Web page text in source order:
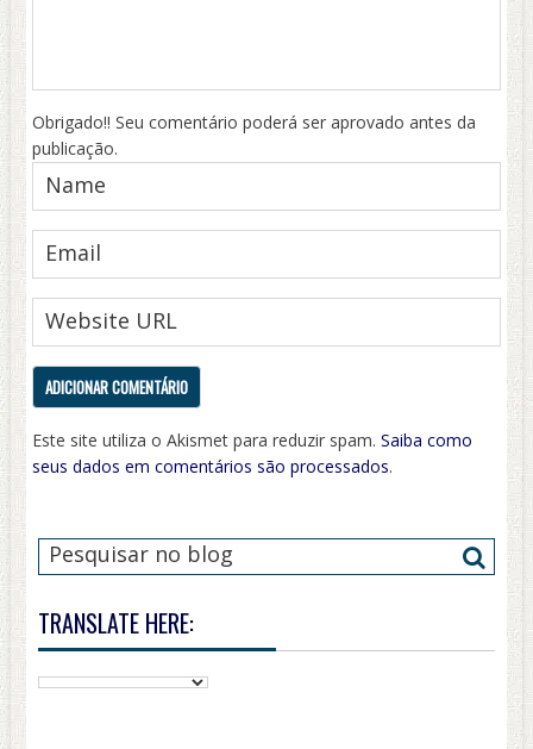
Obrigado!! Seu comentário poderá ser aprovado antes da
publicação.
Este site utiliza o Akismet para reduzir spam.Saiba como
seus dados em comentários são processados.
TRANSLATE HERE: